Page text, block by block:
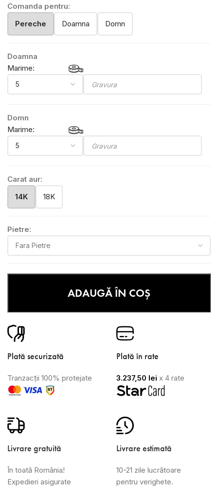
Comanda pentru:
Pereche
Doamna Domn
Doamna
Marime:
Domn
Marime:
Carat aur:
14K
18K
Pietre:
ADAUGĂ ÎN COȘ
Plată securizată
Tranzacții 100% protejate
Plată în rate
3.237,50 lei x 4 rate
Livrare gratuită
În toată România!
Expedieri asigurate
Livrare estimată
10-21 zile lucrătoare
pentru verighete.